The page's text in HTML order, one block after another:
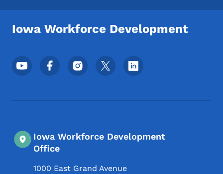
Iowa Workforce Development
Menú de redes sociales del pie de página
Iowa Workforce Development
Office
1000 East Grand Avenue